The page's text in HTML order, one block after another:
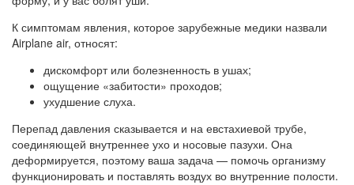
К симптомам явления, которое зарубежные медики назвали
Airplane air, относят:
дискомфорт или болезненность в ушах;
ощущение «забитости» проходов;
ухудшение слуха.
Перепад давления сказывается и на евстахиевой трубе,
соединяющей внутреннее ухо и носовые пазухи. Она
деформируется, поэтому ваша задача — помочь организму
функционировать и поставлять воздух во внутренние полости.